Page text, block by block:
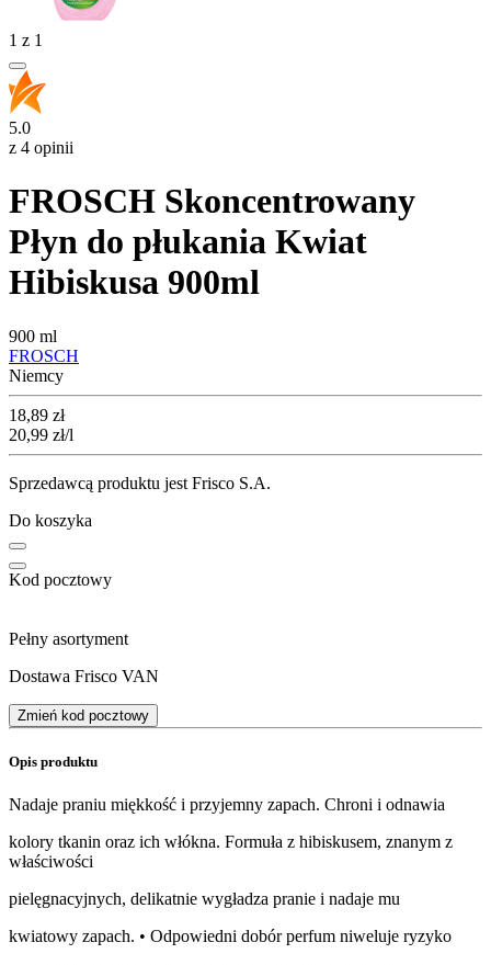
1 z 1
5.0
z 4 opinii
FROSCH Skoncentrowany
Płyn do płukania Kwiat
Hibiskusa 900ml
900 ml
FROSCH
Niemcy
Cena
18,89 zł
20,99 zł/l
Sprzedawcą produktu jest Frisco S.A.
Do koszyka
Kod pocztowy
Pełny asortyment
Dostawa Frisco VAN
Zmień kod pocztowy
Opis produktu
Nadaje praniu miękkość i przyjemny zapach. Chroni i odnawia
kolory tkanin oraz ich włókna. Formuła z hibiskusem, znanym z
właściwości
pielęgnacyjnych, delikatnie wygładza pranie i nadaje mu
kwiatowy zapach. • Odpowiedni dobór perfum niweluje ryzyko